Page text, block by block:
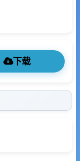
下载